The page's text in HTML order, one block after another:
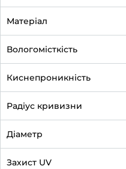
Матеріал
Вологомісткість
Киснепроникність
Радіус кривизни
Діаметр
Захист UV